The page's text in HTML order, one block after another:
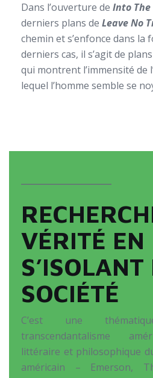
Dans l’ouverture de Into
derniers plans de Leave No
chemin et s’enfonce dans la
derniers cas, il s’agit de
qui montrent l’immensité de
lequel l’homme semble se
VÉRITÉ EN
SOCIÉTÉ
C’est une
transcendantalisme
littéraire et philosophique
américain – Emerson,